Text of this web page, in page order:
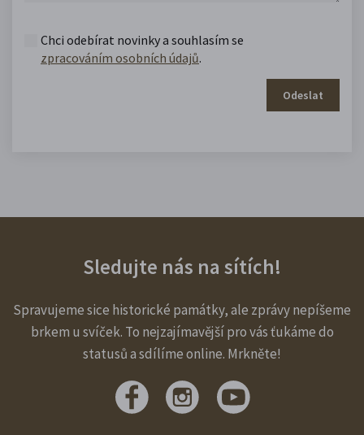
Chci odebírat novinky a souhlasím se
zpracováním osobních údajů.
Odeslat
Sledujte nás na sítích!
Spravujeme sice historické památky, ale zprávy nepíšeme
brkem u svíček. To nejzajímavější pro vás ťukáme do
statusů a sdílíme online. Mrkněte!